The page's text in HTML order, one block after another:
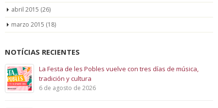
abril 2015 (26)
marzo 2015 (18)
NOTÍCIAS RECIENTES
La Festa de les Pobles vuelve con tres días de música,
tradición y cultura
6 de agosto de 2026